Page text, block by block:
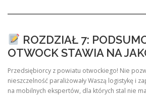
ROZDZIAŁ 7:
OTWOCK STAWIA NA
Przedsiębiorcy z powiatu otwockiego! Nie
nieszczelność paraliżowały Waszą logistykę i
na mobilnych ekspertów, dla których stal nie